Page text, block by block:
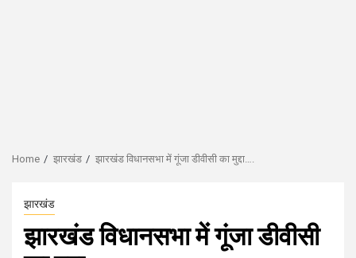
Home झारखंड झारखंड विधानसभा में गूंजा डीवीसी का मुद्दा….
झारखंड
झारखंड विधानसभा में गूंजा डीवीसी